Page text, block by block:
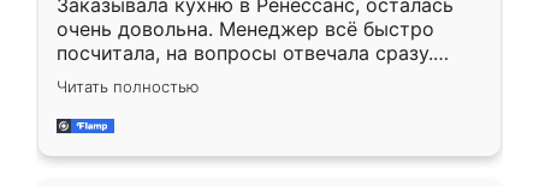
Заказывала кухню в Ренессанс, осталась
очень довольна. Менеджер всё быстро
посчитала, на вопросы отвечала сразу.
Замерщик приехал в субботу, подошёл к
делу со всей ответственностью. Собрали
за день, ребята работали аккуратно, даже
Читать полностью